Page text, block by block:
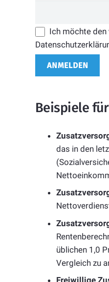
Ich möchte
Beispiele
das in den
üblichen 1,0
Vergleich zu